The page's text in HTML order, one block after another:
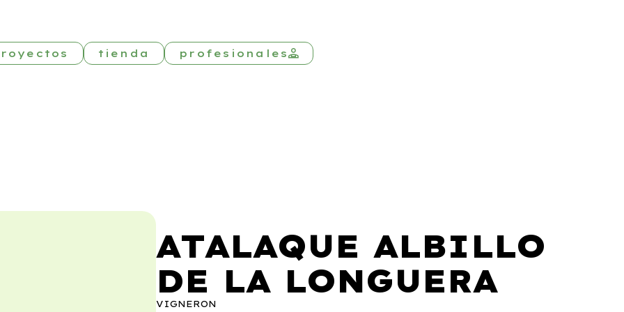
tienda profesionales
ATALAQUE ALBILLO
DE LA LONGUERA
VIGNERON